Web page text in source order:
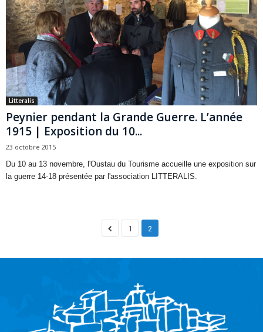
Litteralis
Peynier pendant la Grande Guerre. L’année
1915 | Exposition du 10...
23 octobre 2015
Du 10 au 13 novembre, l'Oustau du Tourisme accueille une exposition sur
la guerre 14-18 présentée par l'association LITTERALIS.
1 2